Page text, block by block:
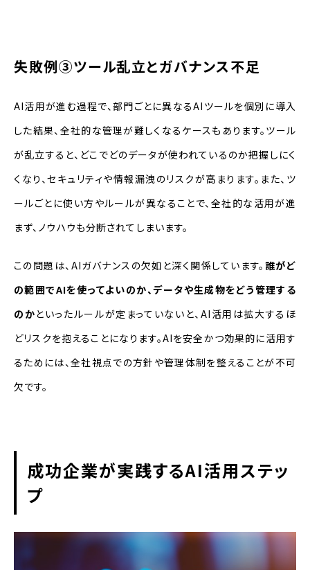
失敗例③ツール乱立とガバナンス不足
AI活用が進む過程で、部門ごとに異なるAIツールを個別に導入
した結果、全社的な管理が難しくなるケースもあります。ツール
が乱立すると、どこでどのデータが使われているのか把握しにく
くなり、セキュリティや情報漏洩のリスクが高まります。また、ツ
ールごとに使い方やルールが異なることで、全社的な活用が進
まず、ノウハウも分断されてしまいます。
この問題は、AIガバナンスの欠如と深く関係しています。 誰がど
の範囲でAIを使ってよいのか、データや生成物をどう管理する
のかといったルールが定まっていないと、AI活用は拡大するほ
どリスクを抱えることになります。AIを安全かつ効果的に活用す
るためには、全社視点での方針や管理体制を整えることが不可
欠です。
成功企業が実践するAI活用ステッ
プ